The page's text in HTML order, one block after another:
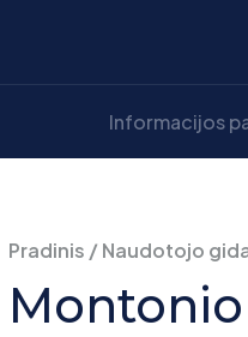
Pradinis /Naudotojo